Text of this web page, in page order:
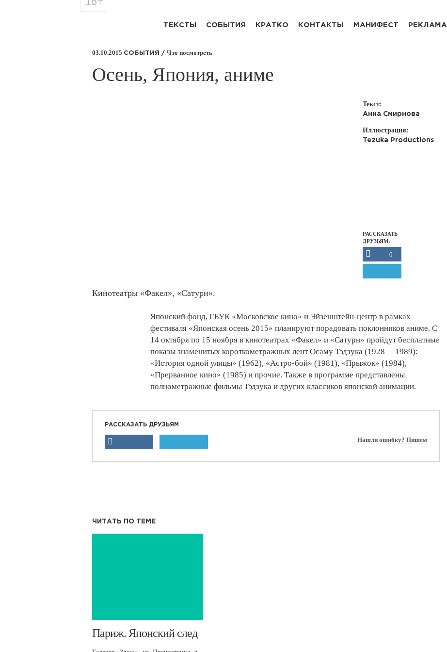
ТЕКСТЫ СОБЫТИЯ КРАТКО КОНТАКТЫ МАНИФЕСТ РЕКЛАМА
03.10.2015 СОБЫТИЯ / Что посмотреть
​Осень, Япония, аниме
Текст:
Анна Смирнова
Иллюстрация:
Tezuka Productions
РАССКАЗАТЬ
ДРУЗЬЯМ:
0
Кинотеатры «Факел», «Сатурн».
Японский фонд, ГБУК «Московское кино» и Эйзенштейн-центр в рамках
фестиваля «Японская осень 2015» планируют порадовать поклонников аниме. С
14 октября по 15 ноября в кинотеатрах «Факел» и «Сатурн» пройдут бесплатные
показы знаменитых короткометражных лент Осаму Тэдзука (1928— 1989):
«История одной улицы» (1962), «Астро-бой» (1981), «Прыжок» (1984),
«Прерванное кино» (1985) и прочие. Также в программе представлены
полнометражные фильмы Тэдзука и других классиков японской анимации.
РАССКАЗАТЬ ДРУЗЬЯМ
Нашли ошибку? Пишем
ЧИТАТЬ ПО ТЕМЕ
Париж. Японский след